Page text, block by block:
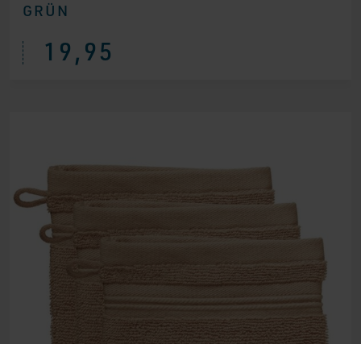
GRÜN
19,95